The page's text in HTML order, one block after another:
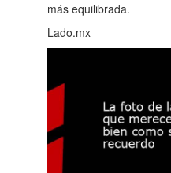
más equilibrada.
Lado.mx